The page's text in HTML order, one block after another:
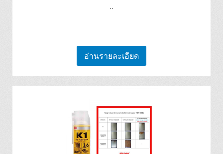
..
อ่านรายละเอียด